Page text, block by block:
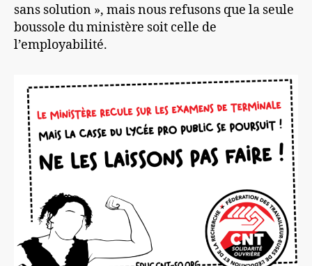
sans solution », mais nous refusons que la seule
boussole du ministère soit celle de
l’employabilité.